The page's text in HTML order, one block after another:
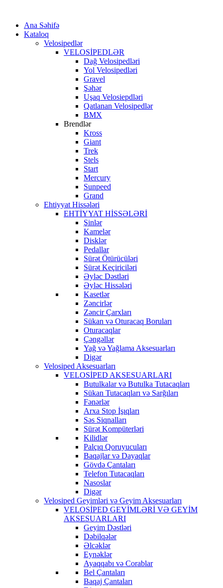
Ana Səhifə
Kataloq
Velosipedlər
VELOSİPEDLƏR
Dağ Velosipedləri
Yol Velosipedləri
Gravel
Şəhər
Uşaq Velosiepdləri
Qatlanan Velosipedlər
BMX
Brendlər
Kross
Giant
Trek
Stels
Start
Mercury
Sunpeed
Grand
Ehtiyyat Hissələri
EHTİYYAT HİSSƏLƏRİ
Şinlər
Kamelər
Disklər
Pedallar
Sürət Ötürücüləri
Sürət Keçiriciləri
Əyləc Dəstləri
Əyləc Hissələri
Kasetlər
Zəncirlər
Zəncir Çarxları
Sükan və Oturacaq Boruları
Oturacaqlar
Çəngəllər
Yağ və Yağlama Aksesuarları
Digər
Velosiped Aksesuarları
VELOSİPED AKSESUARLARI
Butulkalar və Butulka Tutacaqları
Sükan Tutacaqları və Sarğıları
Fənərlər
Arxa Stop İşıqları
Səs Siqnalları
Sürət Kompüterləri
Kilidlər
Palçıq Qoruyucuları
Baqajlar və Dayaqlar
Gövdə Çantaları
Telefon Tutacaqları
Nasoslar
Digər
Velosiped Geyimləri və Geyim Aksesuarları
VELOSİPED GEYİMLƏRİ VƏ GEYİM
AKSESUARLARI
Geyim Dəstləri
Dəbilqələr
Əlcəklər
Eynəklər
Ayaqqabı və Corablar
Bel Çantaları
Baqaj Çantaları